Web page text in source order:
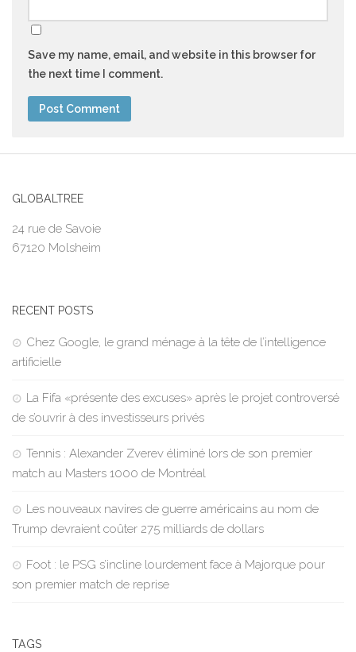
Save my name, email, and website in this browser for
the next time I comment.
GLOBALTREE
24 rue de Savoie
67120 Molsheim
RECENT POSTS
Chez Google, le grand ménage à la tête de l’intelligence
artificielle
La Fifa «présente des excuses» après le projet controversé
de s’ouvrir à des investisseurs privés
Tennis : Alexander Zverev éliminé lors de son premier
match au Masters 1000 de Montréal
Les nouveaux navires de guerre américains au nom de
Trump devraient coûter 275 milliards de dollars
Foot : le PSG s’incline lourdement face à Majorque pour
son premier match de reprise
TAGS